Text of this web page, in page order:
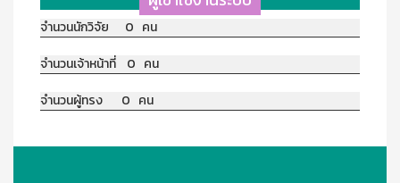
จำนวนนักวิจัย 0 คน
จำนวนเจ้าหน้าที่ 0 คน
จำนวนผู้ทรง 0 คน